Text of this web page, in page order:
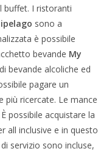
buffet. I ristoranti
sono a
è possibile
bevande My
bevande alcoliche ed
pagare un
più ricercate. Le mance
possibile acquistare la
all inclusive e in questo
servizio sono incluse,